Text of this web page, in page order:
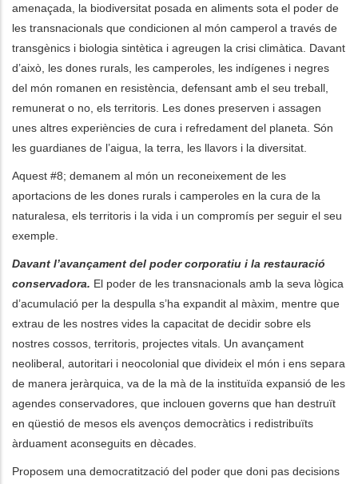
amenaçada, la biodiversitat posada en aliments sota el poder de
les transnacionals que condicionen al món camperol a través de
transgènics i biologia sintètica i agreugen la crisi climàtica. Davant
d’això, les dones rurals, les camperoles, les indígenes i negres
del món romanen en resistència, defensant amb el seu treball,
remunerat o no, els territoris. Les dones preserven i assagen
unes altres experiències de cura i refredament del planeta. Són
les guardianes de l’aigua, la terra, les llavors i la diversitat.
Aquest #8; demanem al món un reconeixement de les
aportacions de les dones rurals i camperoles en la cura de la
naturalesa, els territoris i la vida i un compromís per seguir el seu
exemple.
Davant l’avançament del poder corporatiu i la restauració
conservadora. El poder de les transnacionals amb la seva lògica
d’acumulació per la despulla s’ha expandit al màxim, mentre que
extrau de les nostres vides la capacitat de decidir sobre els
nostres cossos, territoris, projectes vitals. Un avançament
neoliberal, autoritari i neocolonial que divideix el món i ens separa
de manera jeràrquica, va de la mà de la instituïda expansió de les
agendes conservadores, que inclouen governs que han destruït
en qüestió de mesos els avenços democràtics i redistribuïts
àrduament aconseguits en dècades.
Proposem una democratització del poder que doni pas decisions